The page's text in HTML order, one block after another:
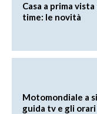
Casa a prima
time: le novità
Motomondiale a
guida tv e gli orari